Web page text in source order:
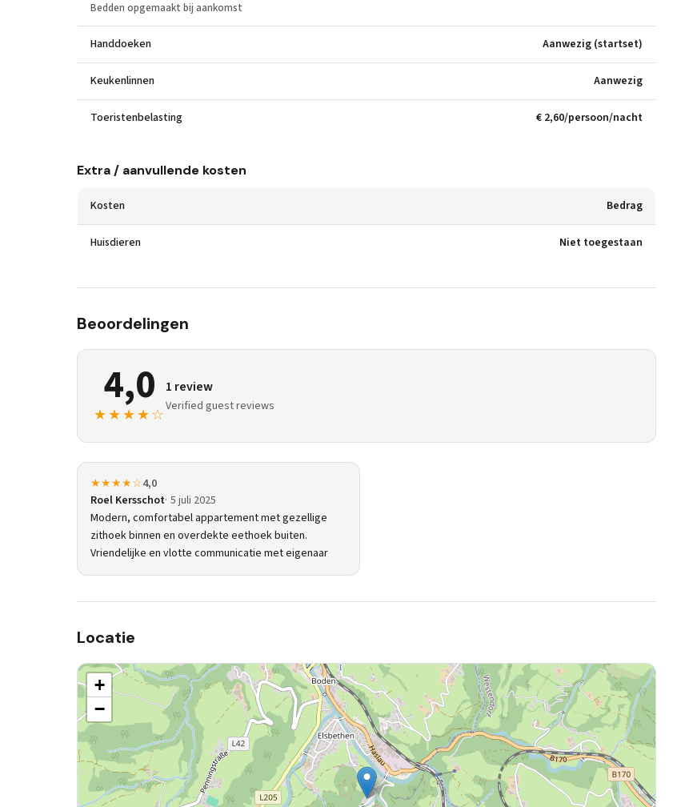
Bedden opgemaakt bij aankomst
Handdoeken Aanwezig (startset)
Keukenlinnen Aanwezig
Toeristenbelasting € 2,60/persoon/nacht
Extra / aanvullende kosten
Kosten Bedrag
Huisdieren Niet toegestaan
Beoordelingen
4,0
★★★★☆
1 review
Verified guest reviews
★★★★☆4,0
Roel Kersschot 5 juli 2025
Modern, comfortabel appartement met gezellige
zithoek binnen en overdekte eethoek buiten.
Vriendelijke en vlotte communicatie met eigenaar
Locatie
+
−